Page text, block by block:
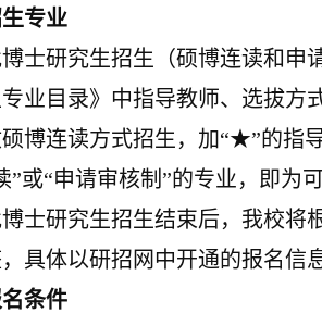
专业
士研究生招生（硕博连读和申
业目录》中指导教师、 选拔方
博连读方式招生，加“★”的指
”或“申请审核制”的专业，即为
士研究生招生结束后，我校将
具体以研招网中开通的报名信
条件